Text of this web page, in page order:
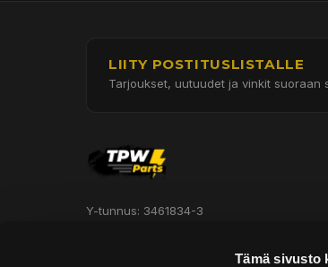
Tämä sivusto
LIITY POSTITUSLISTALLE
Tarjoukset, uutuudet ja vinkit suoraan
Y-tunnus: 3461834-3